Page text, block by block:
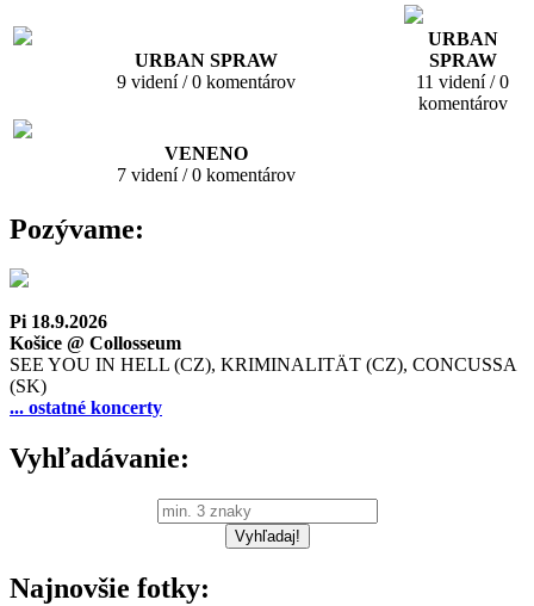
URBAN SPRAW
9 videní / 0 komentárov
URBAN
SPRAW
11 videní / 0
komentárov
VENENO
7 videní / 0 komentárov
Pozývame:
Pi 18.9.2026
Košice @ Collosseum
SEE YOU IN HELL (CZ), KRIMINALITÄT (CZ), CONCUSSA
(SK)
... ostatné koncerty
Vyhľadávanie:
Najnovšie fotky: